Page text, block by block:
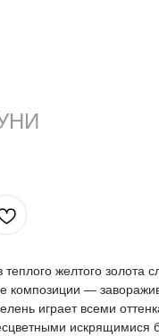
теплого желтого золота
композиции —
играет всеми
искрящимися